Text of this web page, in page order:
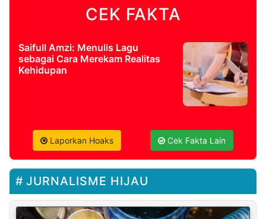
CEK FAKTA
Saifull Amzi: Menulis Lagu
sebagai Cara Merekam Realitas
Kehidupan
Laporkan Hoaks Cek Fakta Lain
JURNALISME HIJAU